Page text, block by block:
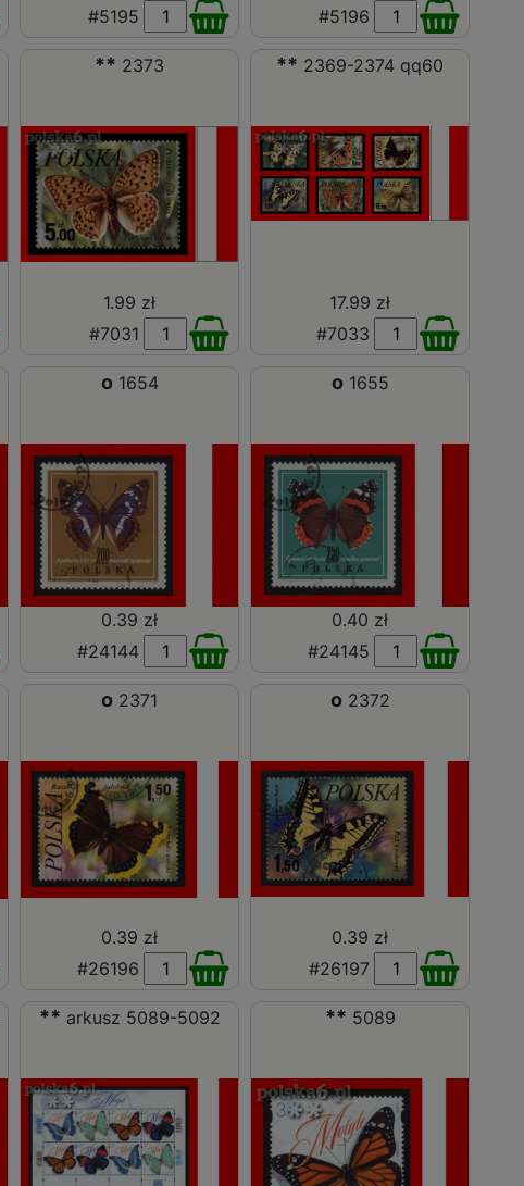
#5195
#5196
** 2373
1.99 zł
#7031
** 2369-2374 qq60
17.99 zł
#7033
o1654
0.39 zł
#24144
o1655
0.40 zł
#24145
o 2371
0.39 zł
#26196
o2372
0.39 zł
#26197
** arkusz 5089-5092 ** 5089